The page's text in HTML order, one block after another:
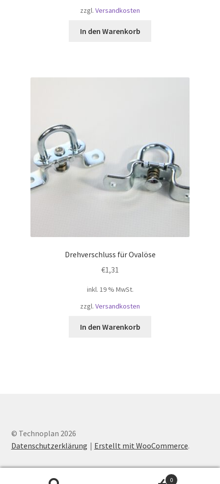
zzgl. Versandkosten
In den Warenkorb
Drehverschluss für Ovalöse
€1,31
inkl. 19 % MwSt.
zzgl. Versandkosten
In den Warenkorb
© Technoplan 2026
Datenschutzerklärung
Erstellt mit WooCommerce.
0